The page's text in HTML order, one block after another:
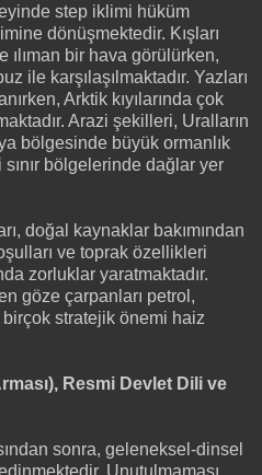
step iklimi hüküm
dönüşmektedir. Kışları
ılıman bir hava görülürken,
ile karşılaşılmaktadır. Yazları
Arktik kıyılarında çok
Arazi şekilleri, Uralların
bölgesinde büyük ormanlık
bölgelerinde dağlar yer
doğal kaynaklar bakımından
ve toprak özellikleri
zorluklar yaratmaktadır.
göze çarpanları petrol,
stratejik önemi haiz
Resmi Devlet Dili ve
sonra, geleneksel-dinsel
Unutulmaması